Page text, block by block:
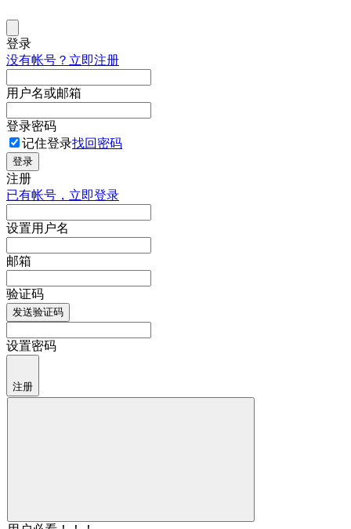
登录
没有帐号？立即注册
用户名或邮箱
登录密码
记住登录找回密码
登录
注册
已有帐号，立即登录
设置用户名
邮箱
验证码
发送验证码
设置密码
注册